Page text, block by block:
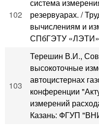
102
система
резервуарах. /
вычислениям и
СПбГЭТУ
103
Терешин В.И.,
высокоточные
автоцистернах
конференции
измерений
Казань: ФГУП